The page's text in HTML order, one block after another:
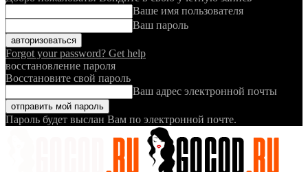
Ваше имя пользователя
Ваш пароль
Forgot your password? Get help
восстановление пароля
Восстановите свой пароль
Ваш адрес электронной почты
Пароль будет выслан Вам по электронной почте.